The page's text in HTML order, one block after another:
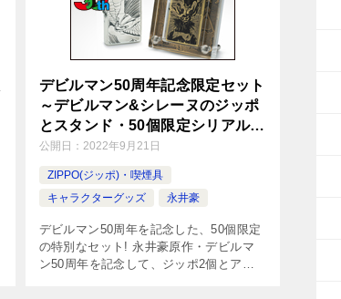
デビルマン50周年記念限定セット
～デビルマン&シレーヌのジッポ
とスタンド・50個限定シリアルナ
ンバー入り！
公開日： 2022年9月21日
ZIPPO(ジッポ)・喫煙具
キャラクターグッズ
永井豪
デビルマン50周年を記念した、50個限定
の特別なセット! 永井豪原作・デビルマ
ン50周年を記念して、ジッポ2個とアー